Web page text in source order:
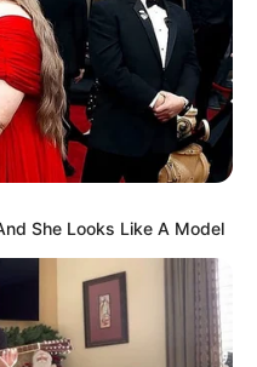
She Looks Like A Model